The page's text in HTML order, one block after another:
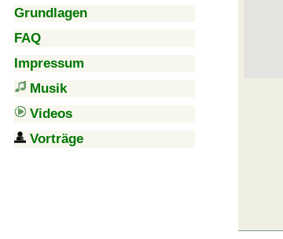
Grundlagen
FAQ
Impressum
Musik
Videos
Vorträge